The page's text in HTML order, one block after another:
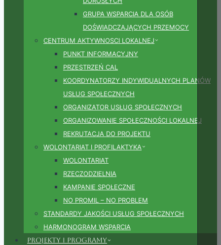
GRUPA WSPARCIA DLA OSÓB
DOŚWIADCZAJĄCYCH PRZEMOCY
CENTRUM AKTYWNOSCI LOKALNEJ
PUNKT INFORMACYJNY
PRZESTRZEŃ CAL
KOORDYNATORZY INDYWIDUALNYCH PLANÓW
USŁUG SPOŁECZNYCH
ORGANIZATOR USŁUG SPOŁECZNYCH
ORGANIZOWANIE SPOŁECZNOŚCI LOKALNEJ
REKRUTACJA DO PROJEKTU
WOLONTARIAT I PROFILAKTYKA
WOLONTARIAT
RZECZODZIELNIA
KAMPANIE SPOŁECZNE
NO PROMIL – NO PROBLEM
STANDARDY JAKOŚCI USŁUG SPOŁECZNYCH
HARMONOGRAM WSPARCIA
Projekty i Programy